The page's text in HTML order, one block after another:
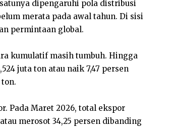
dipengaruhi pola distribusi
merata pada awal tahun. Di sisi
permintaan global.
kumulatif masih tumbuh. Hingga
juta ton atau naik 7,47 persen
Pada Maret 2026, total ekspor
merosot 34,25 persen dibanding